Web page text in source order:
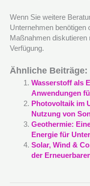
Wenn Sie weitere
Unternehmen
Maßnahmen
Verfügung.
Ähnliche Beiträge:
Wasserstoff als
Anwendungen
Photovoltaik im
Nutzung von
Geothermie:
Energie für
Solar, Wind &
der